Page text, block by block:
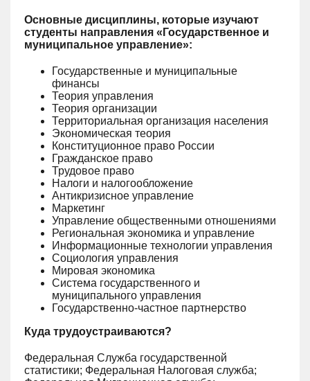
Основные дисциплины, которые изучают
студенты направления «Государственное и
муниципальное управление»:
Государственные и муниципальные
финансы
Теория управления
Теория организации
Территориальная организация населения
Экономическая теория
Конституционное право России
Гражданское право
Трудовое право
Налоги и налогообложение
Антикризисное управление
Маркетинг
Управление общественными отношениями
Региональная экономика и управление
Информационные технологии управления
Социология управления
Мировая экономика
Система государственного и
муниципального управления
Государственно-частное партнерство
Куда трудоустраиваются?
Федеральная Служба государственной
статистики; Федеральная Налоговая служба;